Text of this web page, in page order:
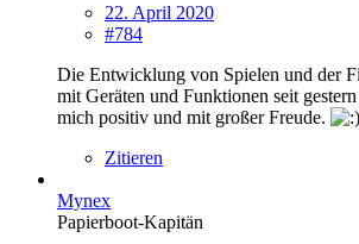
22. April 2020
#784
Die Entwicklung von Spielen und der
mit Geräten und Funktionen seit
mich positiv und mit großer Freude.
Zitieren
Mynex
Papierboot-Kapitän